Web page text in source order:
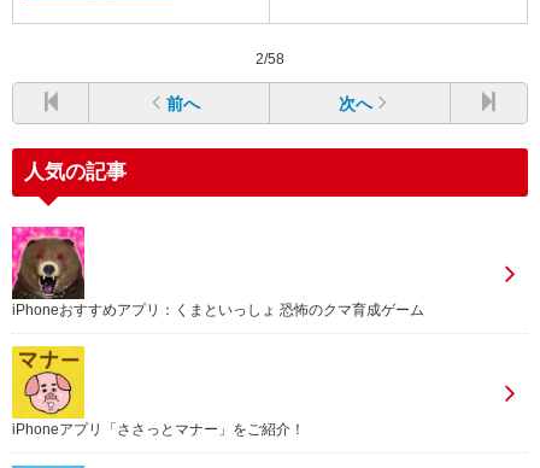
2/58
前へ 次へ
人気の記事
iPhoneおすすめアプリ：くまといっしょ 恐怖のクマ育成ゲーム
iPhoneアプリ「ささっとマナー」をご紹介！